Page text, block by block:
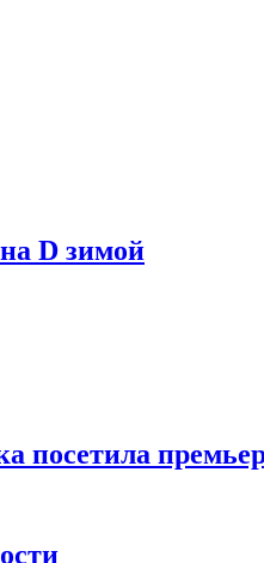
D зимой
посетила